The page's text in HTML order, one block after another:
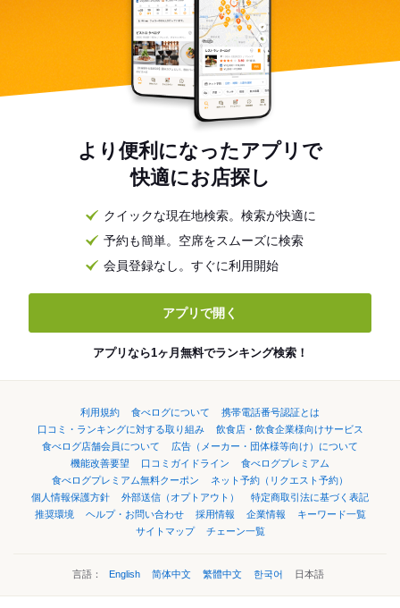
より便利になったアプリで
快適にお店探し
クイックな現在地検索。検索が快適に
予約も簡単。空席をスムーズに検索
会員登録なし。すぐに利用開始
アプリで開く
アプリなら1ヶ月無料でランキング検索！
利用規約 食べログについて
携帯電話番号認証とは
口コミ・ランキングに対する取り組み
飲食店・飲食企業様向けサービス
食べログ店舗会員について
広告（メーカー・団体様等向け）について
機能改善要望
口コミガイドライン
食べログプレミアム
食べログプレミアム無料クーポン
ネット予約（リクエスト予約）
個人情報保護方針
外部送信（オプトアウト）
特定商取引法に基づく表記
推奨環境
ヘルプ・お問い合わせ 採用情報 企業情報
キーワード一覧
サイトマップ
チェーン一覧
言語： English 简体中文 繁體中文 한국어 日本語